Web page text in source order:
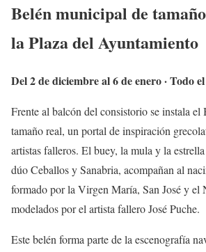
Belén municipal de
la Plaza del Ayuntamiento
Del 2 de diciembre al 6 de enero · Todo
Frente al balcón del consistorio se instala
tamaño real, un portal de inspiración
artistas falleros. El buey, la mula y la
dúo Ceballos y Sanabria, acompañan al
formado por la Virgen María, San José y el
modelados por el artista fallero José Puche.
Este belén forma parte de la escenografía